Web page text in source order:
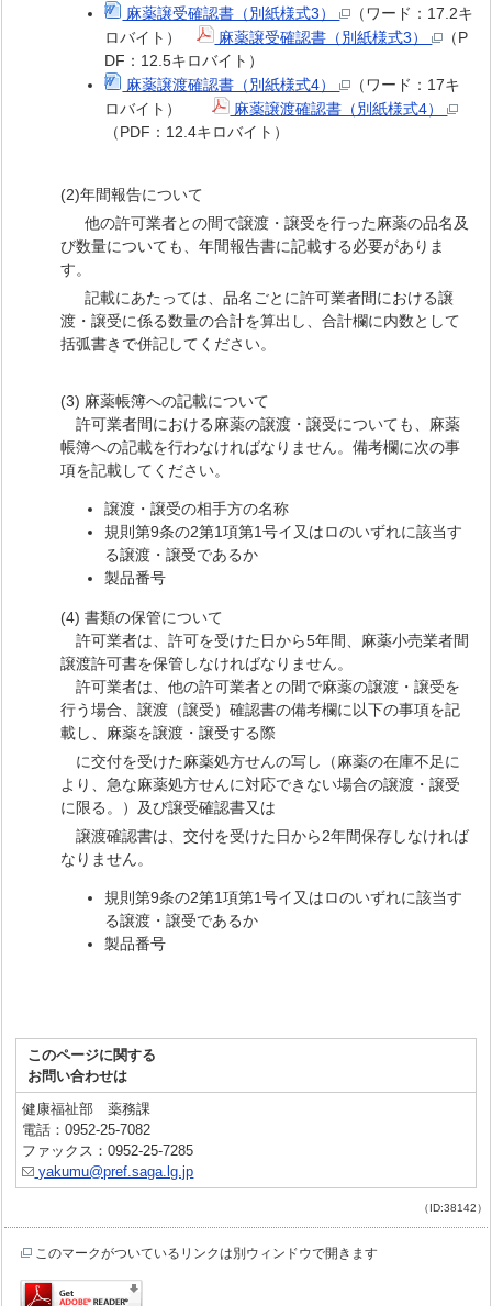
麻薬譲受確認書（別紙様式3）
（ワード：17.2キ
ロバイト）
麻薬譲受確認書（別紙様式3）
（P
DF：12.5キロバイト）
麻薬譲渡確認書（別紙様式4）
（ワード：17キ
ロバイト）
麻薬譲渡確認書（別紙様式4）
（PDF：12.4キロバイト）
(2)年間報告について
他の許可業者との間で譲渡・譲受を行った麻薬の品名及
び数量についても、年間報告書に記載する必要がありま
す。
記載にあたっては、品名ごとに許可業者間における譲
渡・譲受に係る数量の合計を算出し、合計欄に内数として
括弧書きで併記してください。
(3) 麻薬帳簿への記載について
許可業者間における麻薬の譲渡・譲受についても、麻薬
帳簿への記載を行わなければなりません。備考欄に次の事
項を記載してください。
譲渡・譲受の相手方の名称
規則第9条の2第1項第1号イ又はロのいずれに該当す
る譲渡・譲受であるか
製品番号
(4) 書類の保管について
許可業者は、許可を受けた日から5年間、麻薬小売業者間
譲渡許可書を保管しなければなりません。
許可業者は、他の許可業者との間で麻薬の譲渡・譲受を
行う場合、譲渡（譲受）確認書の備考欄に以下の事項を記
載し、麻薬を譲渡・譲受する際
に交付を受けた麻薬処方せんの写し（麻薬の在庫不足に
より、急な麻薬処方せんに対応できない場合の譲渡・譲受
に限る。）及び譲受確認書又は
譲渡確認書は、交付を受けた日から2年間保存しなければ
なりません。
規則第9条の2第1項第1号イ又はロのいずれに該当す
る譲渡・譲受であるか
製品番号
このページに関する
お問い合わせは
健康福祉部 薬務課
電話：0952-25-7082
ファックス：0952-25-7285
yakumu@pref.saga.lg.jp
（ID:38142）
このマークがついているリンクは別ウィンドウで開きます